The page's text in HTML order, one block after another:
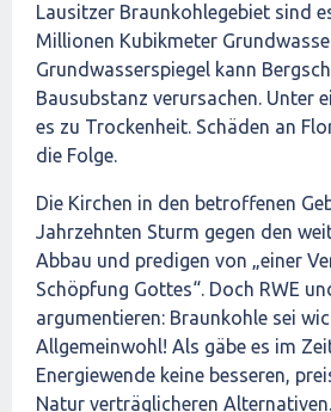
Lausitzer Braunkohlegebiet sind
Millionen Kubikmeter
Grundwasserspiegel kann
Bausubstanz verursachen. Unter
es zu Trockenheit. Schäden an
die Folge.
Die Kirchen in den betroffenen
Jahrzehnten Sturm gegen den
Abbau und predigen von „einer
Schöpfung Gottes“. Doch RWE
argumentieren: Braunkohle sei
Allgemeinwohl! Als gäbe es im
Energiewende keine besseren,
Natur verträglicheren